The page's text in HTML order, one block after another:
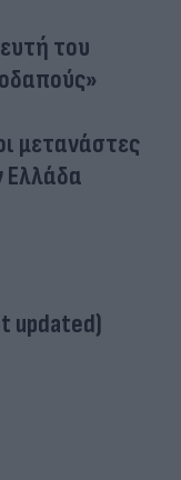
του
μετανάστες
Ελλάδα
updated)